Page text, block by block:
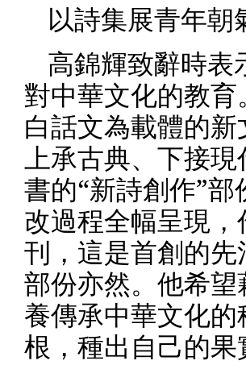
以詩集展青年朝
高錦輝致辭時表
對中華文化的教
白話文為載體的
上承古典、下接
書的“新詩創作”
改過程全幅呈現
刊，這是首創的
部份亦然。他希
養傳承中華文化
根，種出自己的果